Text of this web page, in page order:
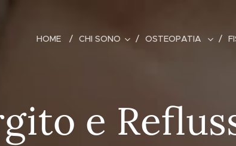
HOME CHI SONO OSTEOPATIA
e